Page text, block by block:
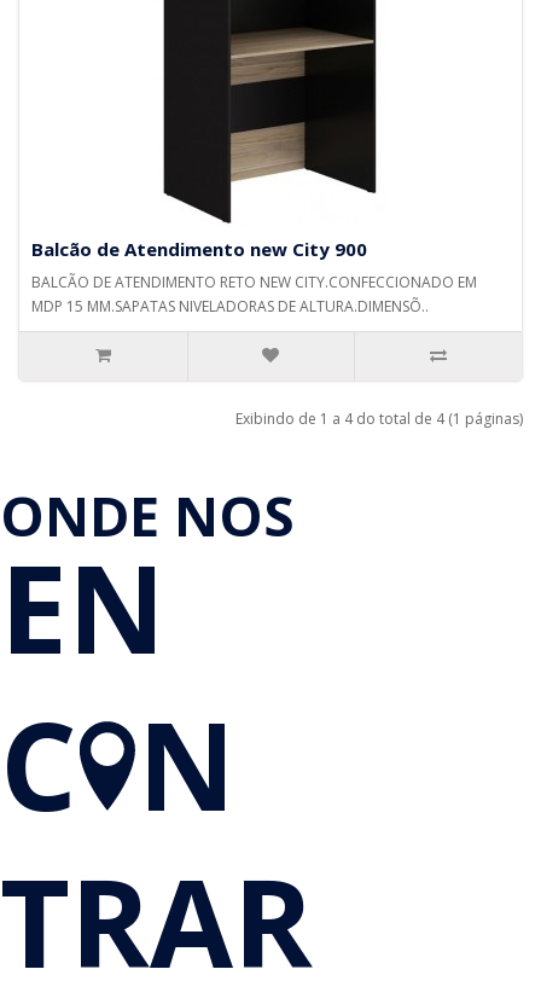
Balcão de Atendimento new City 900
BALCÃO DE ATENDIMENTO RETO NEW CITY.CONFECCIONADO EM
MDP 15 MM.SAPATAS NIVELADORAS DE ALTURA.DIMENSÕ..
Exibindo de 1 a 4 do total de 4 (1 páginas)
ONDE NOS
EN
C N
TRAR